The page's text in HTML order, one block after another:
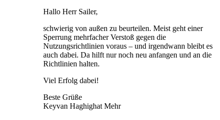
Hallo Herr Sailer,
schwierig von außen zu beurteilen. Meist geht einer
Sperrung mehrfacher Verstoß gegen die
Nutzungsrichtlinien voraus – und irgendwann bleibt es
auch dabei. Da hilft nur noch neu anfangen und an die
Richtlinien halten.
Viel Erfolg dabei!
Beste Grüße
Keyvan Haghighat Mehr